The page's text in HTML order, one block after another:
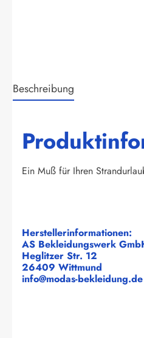
Beschreibung
Ein Muß für Ihren
Herstellerinformationen:
AS Bekleidungswerk
Heglitzer Str. 12
26409 Wittmund
info@modas-bekleidung.de